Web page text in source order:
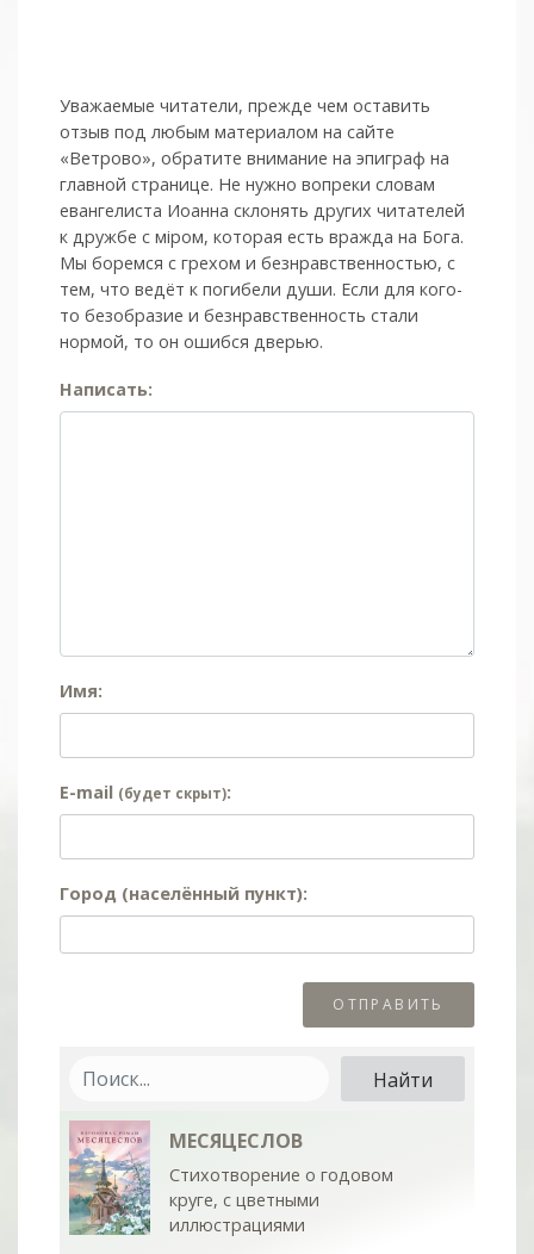
Уважаемые читатели, прежде чем оставить
отзыв под любым материалом на сайте
«Ветрово», обратите внимание на эпиграф на
главной странице. Не нужно вопреки словам
евангелиста Иоанна склонять других читателей
к дружбе с мiром, которая есть вражда на Бога.
Мы боремся с грехом и без­нрав­ствен­ностью, с
тем, что ведёт к погибели души. Если для кого-
то безобразие и безнравственность стали
нормой, то он ошибся дверью.
Написать:
Имя:
E-mail (будет скрыт):
Город (населённый пункт):
МЕСЯЦЕСЛОВ
Стихотворение о годовом
круге, с цветными
иллюстрациями